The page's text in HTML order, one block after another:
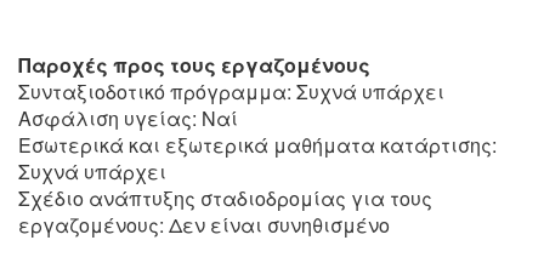
Παροχές προς τους εργαζομένους
Συνταξιοδοτικό πρόγραμμα: Συχνά υπάρχει
Ασφάλιση υγείας: Ναί
Εσωτερικά και εξωτερικά μαθήματα κατάρτισης:
Συχνά υπάρχει
Σχέδιο ανάπτυξης σταδιοδρομίας για τους
εργαζομένους: Δεν είναι συνηθισμένο